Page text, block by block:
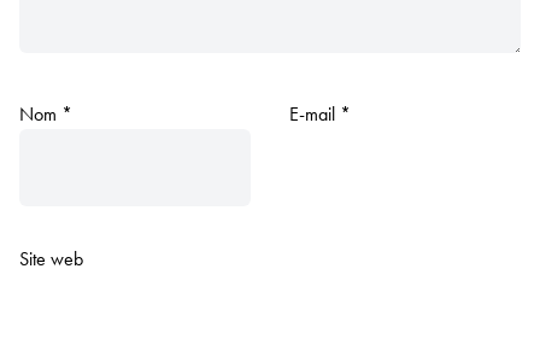
Nom * E-mail *
Site web